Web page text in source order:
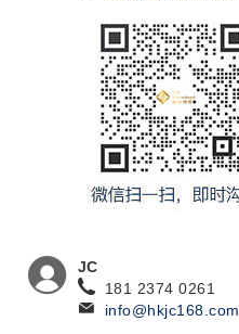
JC
181 2374 0261
info@hkjc168.com